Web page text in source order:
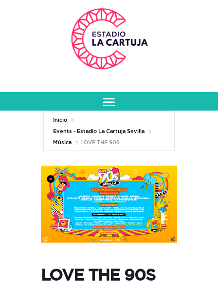
Inicio
Events - Estadio La Cartuja Sevilla
Música
LOVE THE 90S
LOVE THE 90S